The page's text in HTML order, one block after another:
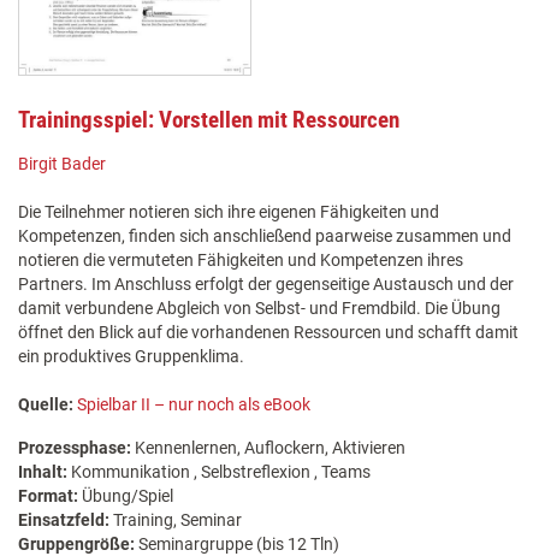
Trainingsspiel: Vorstellen mit Ressourcen
Birgit Bader
Die Teilnehmer notieren sich ihre eigenen Fähigkeiten und
Kompetenzen, finden sich anschließend paarweise zusammen und
notieren die vermuteten Fähigkeiten und Kompetenzen ihres
Partners. Im Anschluss erfolgt der gegenseitige Austausch und der
damit verbundene Abgleich von Selbst- und Fremdbild. Die Übung
öffnet den Blick auf die vorhandenen Ressourcen und schafft damit
ein produktives Gruppenklima.
Quelle: Spielbar II – nur noch als eBook
Prozessphase: Kennenlernen, Auflockern, Aktivieren
Inhalt: Kommunikation , Selbstreflexion , Teams
Format: Übung/Spiel
Einsatzfeld: Training, Seminar
Gruppengröße: Seminargruppe (bis 12 Tln)